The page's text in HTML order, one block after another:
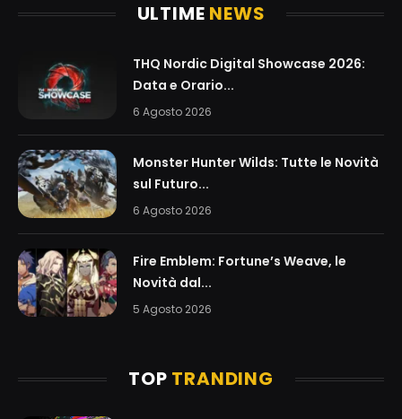
ULTIME NEWS
THQ Nordic Digital Showcase 2026:
Data e Orario...
6 Agosto 2026
Monster Hunter Wilds: Tutte le Novità
sul Futuro...
6 Agosto 2026
Fire Emblem: Fortune’s Weave, le
Novità dal...
5 Agosto 2026
TOP TRANDING